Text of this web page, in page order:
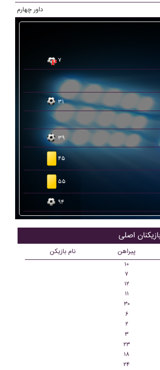
داور چهارم
۷
۳۱
۳۹
۴۵
۵۵
۹۴
نام بازیکن پیراهن
۱۰
۷
۱۲
۱۱
۳۰
۶
۲
۳
۲۳
۱۸
۲۴